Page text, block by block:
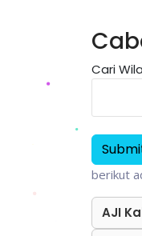
Cari
berikut
AJI